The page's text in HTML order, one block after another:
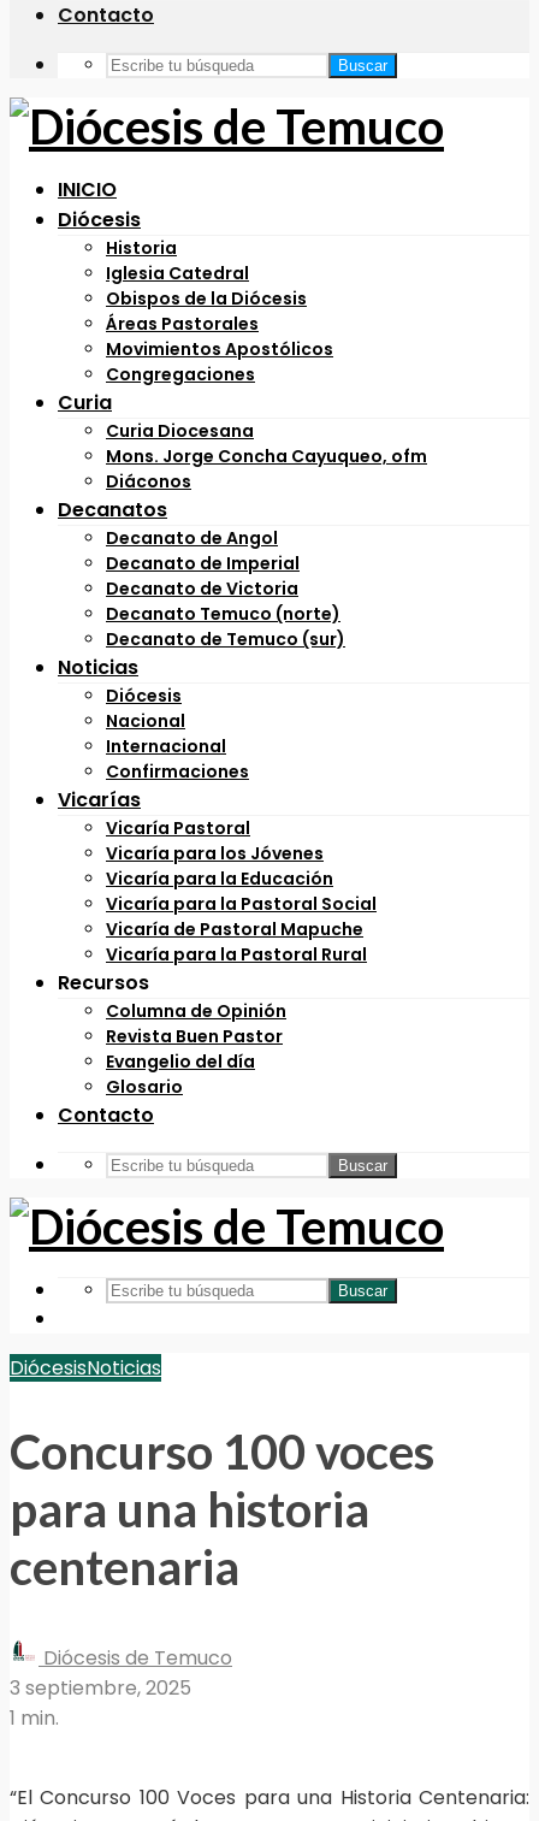
Contacto
Buscar
INICIO
Diócesis
Historia
Iglesia Catedral
Obispos de la Diócesis
Áreas Pastorales
Movimientos Apostólicos
Congregaciones
Curia
Curia Diocesana
Mons. Jorge Concha Cayuqueo, ofm
Diáconos
Decanatos
Decanato de Angol
Decanato de Imperial
Decanato de Victoria
Decanato Temuco (norte)
Decanato de Temuco (sur)
Noticias
Diócesis
Nacional
Internacional
Confirmaciones
Vicarías
Vicaría Pastoral
Vicaría para los Jóvenes
Vicaría para la Educación
Vicaría para la Pastoral Social
Vicaría de Pastoral Mapuche
Vicaría para la Pastoral Rural
Recursos
Columna de Opinión
Revista Buen Pastor
Evangelio del día
Glosario
Contacto
Buscar
Buscar
DiócesisNoticias
Concurso 100 voces
para una historia
centenaria
Diócesis de Temuco
3 septiembre, 2025
1 min.
“El Concurso 100 Voces para una Historia Centenaria: